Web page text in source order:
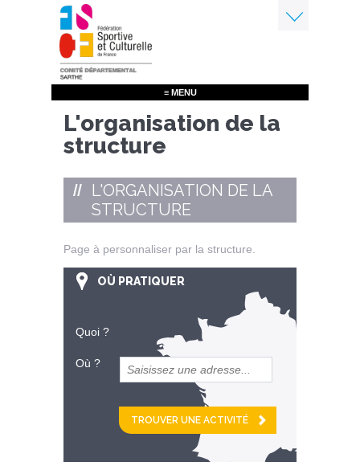
Aller
au
contenu
principal
≡ MENU
L'organisation de la
structure
L'ORGANISATION DE LA
STRUCTURE
Page à personnaliser par la structure.
OÙ PRATIQUER
Quoi ?
Où ?
et
km alentour